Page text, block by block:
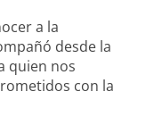
a la
desde la
quien nos
con la